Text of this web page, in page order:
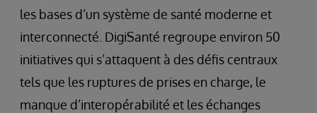
les bases d’un système de santé moderne et
interconnecté. DigiSanté regroupe environ 50
initiatives qui s’attaquent à des défis centraux
tels que les ruptures de prises en charge, le
manque d’interopérabilité et les échanges